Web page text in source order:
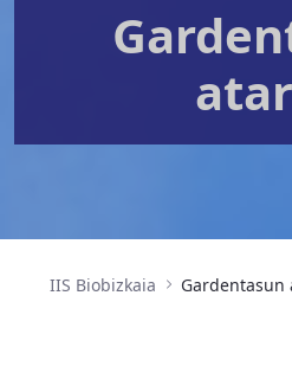
IIS Biobizkaia Gardentasun